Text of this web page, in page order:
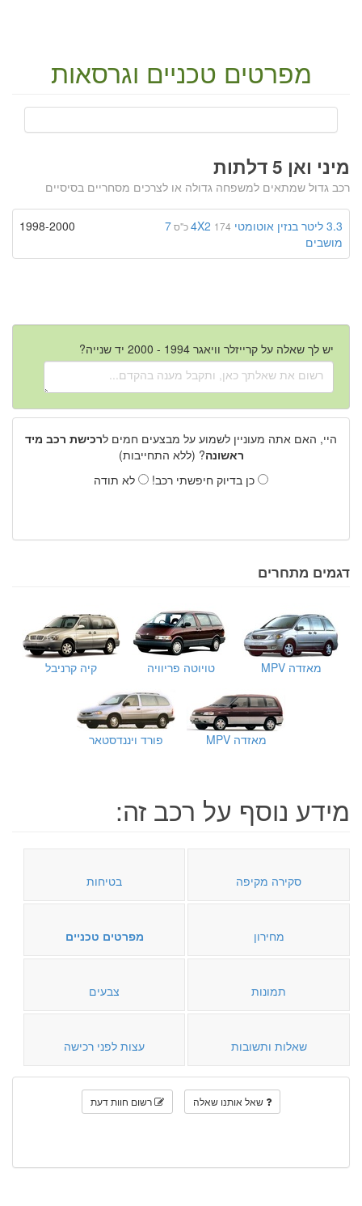
מפרטים טכניים וגרסאות
מיני ואן 5 דלתות
רכב גדול שמתאים למשפחה גדולה או לצרכים מסחריים בסיסיים
3.3 ליטר בנזין אוטומטי 4X2 174 כ"ס
7
מושבים
1998-2000
יש לך שאלה על קרייזלר וויאגר 1994 - 2000 יד שנייה?
היי, האם אתה מעוניין לשמוע על מבצעים חמים לרכישת רכב מיד
ראשונה? (ללא התחייבות)
כן בדיוק חיפשתי רכב!
לא תודה
דגמים מתחרים
מאזדה MPV טויוטה פריוויה קיה קרניבל
מאזדה MPV פורד ויננדסטאר
מידע נוסף על רכב זה:
סקירה מקיפה בטיחות
מחירון מפרטים טכניים
תמונות צבעים
שאלות ותשובות עצות לפני רכישה
שאל אותנו שאלה רשום חוות דעת